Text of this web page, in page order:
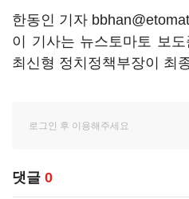
한동인 기자
이 기사는 뉴스토마토 보
최신형 정치정책부장이 최
댓글 0